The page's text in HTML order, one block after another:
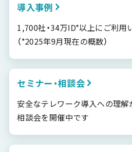
導入事例
1,700社・34万ID*以上にご利
（*2025年9月現在の概数）
セミナー・相談会
安全なテレワーク導入への理
相談会を開催中です